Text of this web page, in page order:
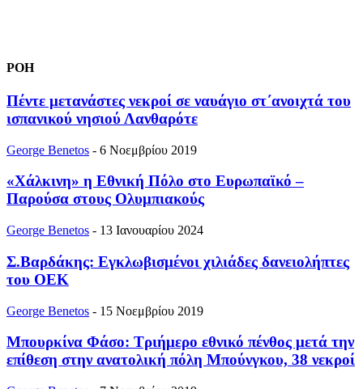
ΡΟΗ
Πέντε μετανάστες νεκροί σε ναυάγιο στ΄ανοιχτά του
ισπανικού νησιού Λανθαρότε
George Benetos - 6 Νοεμβρίου 2019
«Χάλκινη» η Εθνική Πόλο στο Ευρωπαϊκό –
Παρούσα στους Ολυμπιακούς
George Benetos - 13 Ιανουαρίου 2024
Σ.Βαρδάκης: Εγκλωβισμένοι χιλιάδες δανειολήπτες
του ΟΕΚ
George Benetos - 15 Νοεμβρίου 2019
Μπουρκίνα Φάσο: Τριήμερο εθνικό πένθος μετά την
επίθεση στην ανατολική πόλη Μπούνγκου, 38 νεκροί